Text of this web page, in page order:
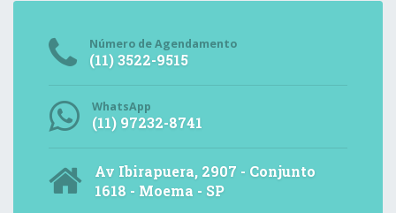
Número de Agendamento
(11) 3522-9515
WhatsApp
(11) 97232-8741
Av Ibirapuera, 2907 - Conjunto
1618 - Moema - SP